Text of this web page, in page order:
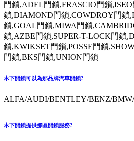
門鎖,ADEL門鎖,FRASCIO門鎖
鎖,DIAMOND門鎖,COWDROY門鎖
鎖,GOAL門鎖,MIWA門鎖
鎖,AZBE門鎖,SUPER-T-LOCK門鎖
鎖,KWIKSET門鎖,POSSE門鎖
門鎖,BKS門鎖,UNION門鎖
木下開鎖可以為那品牌汽車開鎖?
ALFA/AUDI/BENTLEY/BENZ/
木下開鎖提供那區開鎖服務?